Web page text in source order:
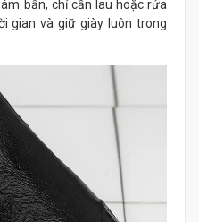
bẩn, chỉ cần lau hoặc rửa
gian và giữ giày luôn trong